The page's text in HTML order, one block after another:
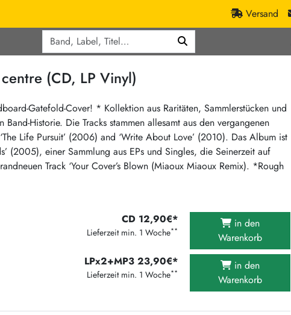
Versand
Neoklassik
Abstract / Ambient
Electronic Goods
Reggae/Ska
Soul / Exotica / Jazz
Aktionen
Staatsakt-Aktion
Crazysane Günstiger
Fuzzorama günstiger
Tapete Records günstiger
Sunny Sunny Bastards Summer 26
International Anthem Sommer 2026
BMG Aktion
Music on Vinyl-Aktion
375 Aktion Vinyl Q3 2026
(CD, LP Vinyl)
Gatefold-Cover! * Kollektion aus Raritäten, Sammlerstücken und
Historie. Die Tracks stammen allesamt aus den vergangenen
Life Pursuit’ (2006) and ‘Write About Love’ (2010). Das Album ist
(2005), einer Sammlung aus EPs und Singles, die Seinerzeit auf
Track ‘Your Cover’s Blown (Miaoux Miaoux Remix). *Rough
CD 12,90€*
Lieferzeit min. 1 Woche**
in den
Warenkorb
LPx2+MP3 23,90€*
Lieferzeit min. 1 Woche**
in den
Warenkorb